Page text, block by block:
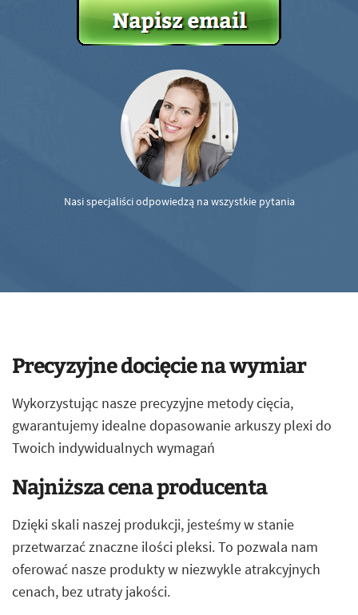
Nasi specjaliści odpowiedzą na wszystkie pytania
Precyzyjne docięcie na wymiar
Wykorzystując nasze precyzyjne metody cięcia,
gwarantujemy idealne dopasowanie arkuszy plexi do
Twoich indywidualnych wymagań
Najniższa cena producenta
Dzięki skali naszej produkcji, jesteśmy w stanie
przetwarzać znaczne ilości pleksi. To pozwala nam
oferować nasze produkty w niezwykle atrakcyjnych
cenach, bez utraty jakości.